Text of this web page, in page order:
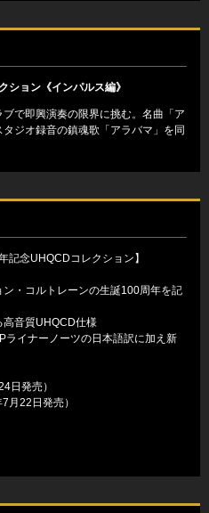
ション《インパルス編》
で即興演奏の限界に挑む。名曲「ア
ジオ録音の鎮魂歌「アラバマ」を同
記念UHQCDコレクション】
・コルトレーンの生誕100周年を記
音質UHQCD仕様
イナーノーツの日本語訳に加え新
日発売）
7月22日発売）